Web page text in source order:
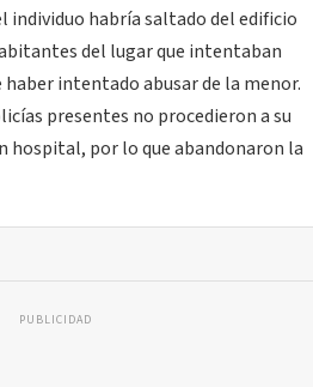
individuo habría saltado del edificio
del lugar que intentaban
intentado abusar de la menor.
presentes no procedieron a su
hospital, por lo que abandonaron la
PUBLICIDAD